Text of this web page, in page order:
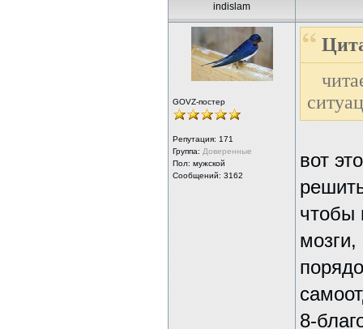
indislam
GOVZ-постер
Репутация: 171
Группа: Доверенные
Пол: мужской
Сообщений: 3162
вот
чтобы
8-